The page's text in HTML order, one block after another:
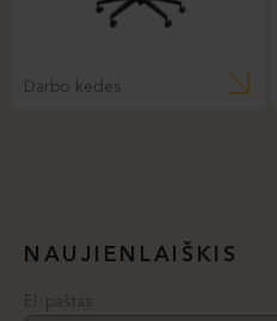
Darbo kėdės
NAUJIENLAIŠKIS
El. paštas